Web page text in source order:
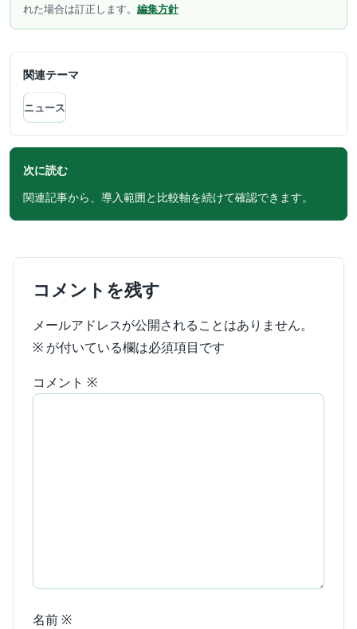
れた場合は訂正します。 編集方針
関連テーマ
ニュース
次に読む
関連記事から、導入範囲と比較軸を続けて確認できます。
コメントを残す
メールアドレスが公開されることはありません。
※ が付いている欄は必須項目です
コメント ※
名前 ※